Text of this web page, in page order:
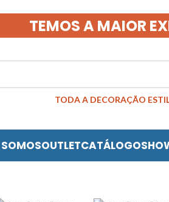
TEMOS A MAIOR
OUTLETCATÁLOGO